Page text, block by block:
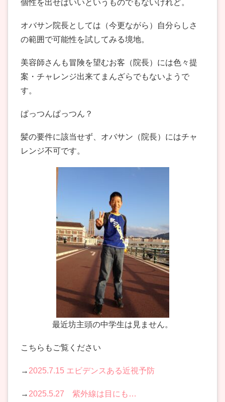
個性を出せばいいというものでもないけれど。
オバサン院長としては（今更ながら）自分らしさ
の範囲で可能性を試してみる境地。
美容師さんも冒険を望むお客（院長）には色々提
案・チャレンジ出来てまんざらでもないようで
す。
ぱっつんぱっつん？
髪の要件に該当せず、オバサン（院長）にはチャ
レンジ不可です。
最近坊主頭の中学生は見ません。
こちらもご覧ください
→ 2025.7.15 エビデンスある近視予防
→ 2025.5.27 紫外線は目にも…